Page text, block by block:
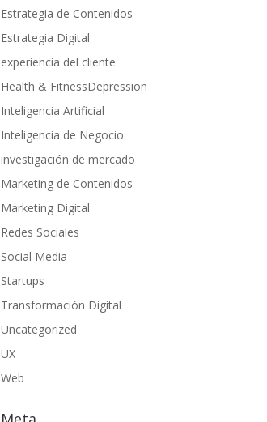
Estrategia de Contenidos
Estrategia Digital
experiencia del cliente
Health & FitnessDepression
Inteligencia Artificial
Inteligencia de Negocio
investigación de mercado
Marketing de Contenidos
Marketing Digital
Redes Sociales
Social Media
Startups
Transformación Digital
Uncategorized
UX
Web